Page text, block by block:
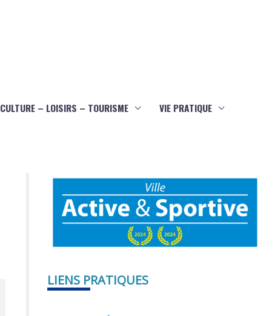
CULTURE – LOISIRS – TOURISME VIE PRATIQUE
LIENS PRATIQUES